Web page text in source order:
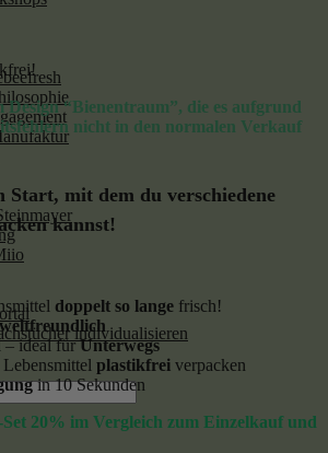
individualisieren
Design “Bienentraum”, die es aufgrund
nicht in den normalen Verkauf
Start, mit dem du verschiedene
kannst!
doppelt so lange frisch!
ideal fürUnterwegs
plastikfrei verpacken
in 10 Sekunden
20% im Vergleich zum Einzelkauf und